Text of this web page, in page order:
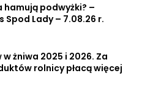
hamują podwyżki? –
Spod Lady – 7.08.26 r.
żniwa 2025 i 2026. Za
rolnicy płacą więcej